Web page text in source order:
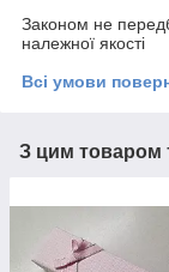
Законом не
належної якості
Всі умови
З цим товаром